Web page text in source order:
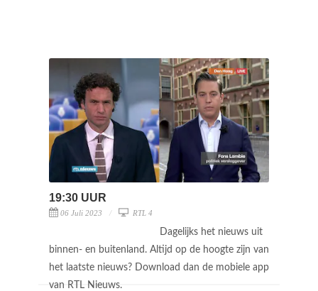
19:30 UUR
06 Juli 2023 RTL 4
Dagelijks het nieuws uit
binnen- en buitenland. Altijd op de hoogte zijn van
het laatste nieuws? Download dan de mobiele app
van RTL Nieuws.